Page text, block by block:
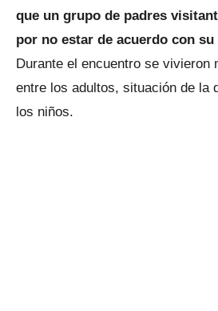
que un grupo de padres
por no estar de acuerdo con su
Durante el encuentro se vivieron
entre los adultos, situación de la
los niños.